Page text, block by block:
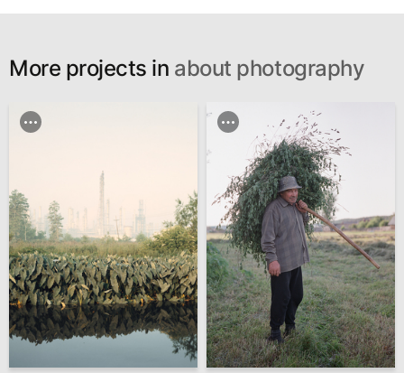
More projects in about photography